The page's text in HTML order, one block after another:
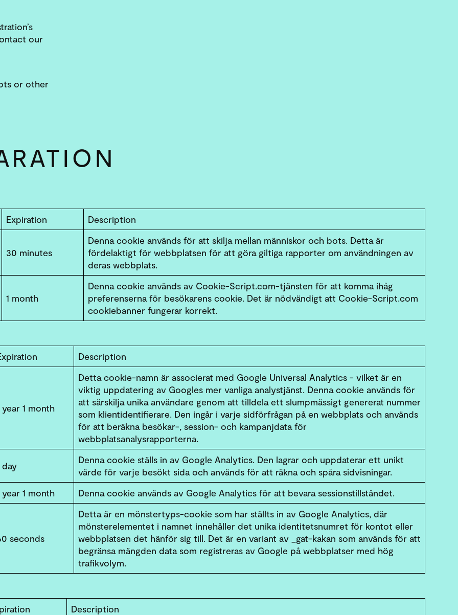
our
or other
Expiration Description
30 minutes
Denna cookie används för att skilja mellan människor och bots. Detta är
fördelaktigt för webbplatsen för att göra giltiga rapporter om användningen av
deras webbplats.
1 month
Denna cookie används av Cookie-Script.com-tjänsten för att komma ihåg
preferenserna för besökarens cookie. Det är nödvändigt att Cookie-Script.com
cookiebanner fungerar korrekt.
Description
year 1 month
Detta cookie-namn är associerat med Google Universal Analytics - vilket är en
viktig uppdatering av Googles mer vanliga analystjänst. Denna cookie används för
att särskilja unika användare genom att tilldela ett slumpmässigt genererat nummer
som klientidentifierare. Den ingår i varje sidförfrågan på en webbplats och används
för att beräkna besökar-, session- och kampanjdata för
webbplatsanalysrapporterna.
day
Denna cookie ställs in av Google Analytics. Den lagrar och uppdaterar ett unikt
värde för varje besökt sida och används för att räkna och spåra sidvisningar.
year 1 month
Denna cookie används av Google Analytics för att bevara sessionstillståndet.
seconds
Detta är en mönstertyps-cookie som har ställts in av Google Analytics, där
mönsterelementet i namnet innehåller det unika identitetsnumret för kontot eller
webbplatsen det hänför sig till. Det är en variant av _gat-kakan som används för att
begränsa mängden data som registreras av Google på webbplatser med hög
trafikvolym.
Description